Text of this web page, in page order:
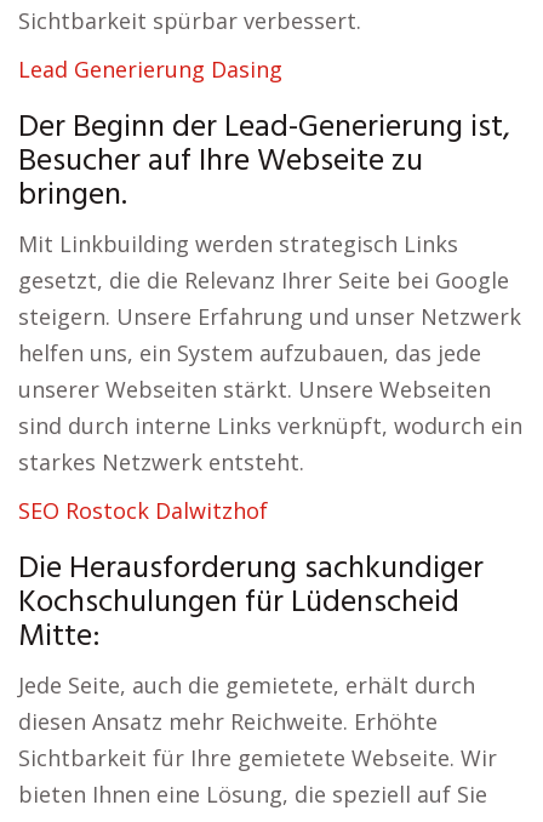
Sichtbarkeit spürbar verbessert.
Lead Generierung Dasing
Der Beginn der Lead-Generierung ist,
Besucher auf Ihre Webseite zu
bringen.
Mit Linkbuilding werden strategisch Links
gesetzt, die die Relevanz Ihrer Seite bei Google
steigern. Unsere Erfahrung und unser Netzwerk
helfen uns, ein System aufzubauen, das jede
unserer Webseiten stärkt. Unsere Webseiten
sind durch interne Links verknüpft, wodurch ein
starkes Netzwerk entsteht.
SEO Rostock Dalwitzhof
Die Herausforderung sachkundiger
Kochschulungen für Lüdenscheid
Mitte:
Jede Seite, auch die gemietete, erhält durch
diesen Ansatz mehr Reichweite. Erhöhte
Sichtbarkeit für Ihre gemietete Webseite. Wir
bieten Ihnen eine Lösung, die speziell auf Sie